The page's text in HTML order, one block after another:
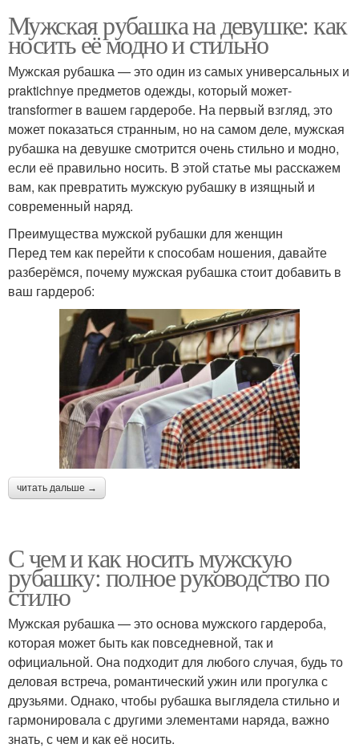
Мужская рубашка на девушке: как
носить её модно и стильно
Мужская рубашка — это один из самых универсальных и
praktichnye предметов одежды, который может-
transformer в вашем гардеробе. На первый взгляд, это
может показаться странным, но на самом деле, мужская
рубашка на девушке смотрится очень стильно и модно,
если её правильно носить. В этой статье мы расскажем
вам, как превратить мужскую рубашку в изящный и
современный наряд.
Преимущества мужской рубашки для женщин
Перед тем как перейти к способам ношения, давайте
разберёмся, почему мужская рубашка стоит добавить в
ваш гардероб:
читать дальше →
С чем и как носить мужскую
рубашку: полное руководство по
стилю
Мужская рубашка — это основа мужского гардероба,
которая может быть как повседневной, так и
официальной. Она подходит для любого случая, будь то
деловая встреча, романтический ужин или прогулка с
друзьями. Однако, чтобы рубашка выглядела стильно и
гармонировала с другими элементами наряда, важно
знать, с чем и как её носить.